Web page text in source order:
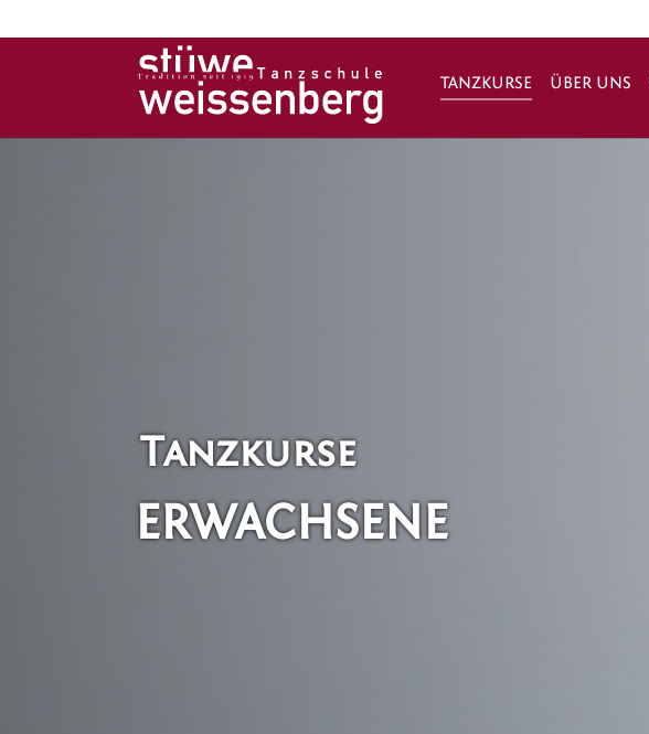
TANZKURSE ÜBER UNS
Tanzkurse
ERWACHSENE